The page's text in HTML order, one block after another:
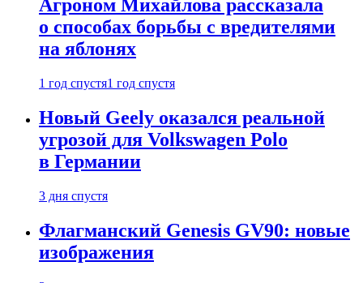
Агроном Михайлова рассказала
о способах борьбы с вредителями
на яблонях
1 год спустя1 год спустя
Новый Geely оказался реальной
угрозой для Volkswagen Polo
в Германии
3 дня спустя
Флагманский Genesis GV90: новые
изображения